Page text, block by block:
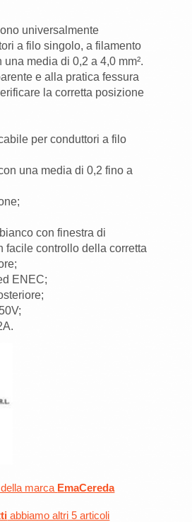
universalmente
filo singolo, a filamento
di 0,2 a 4,0 mm².
e alla pratica fessura
la corretta posizione
per conduttori a filo
una media di 0,2 fino a
con finestra di
controllo della corretta
ENEC;
marca EmaCereda
abbiamo altri 5 articoli